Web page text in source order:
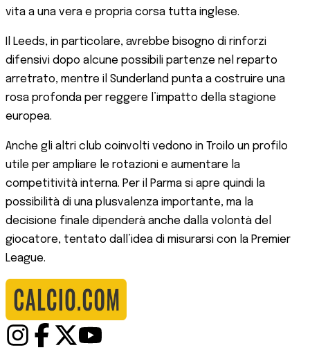
vita a una vera e propria corsa tutta inglese.
Il Leeds, in particolare, avrebbe bisogno di rinforzi
difensivi dopo alcune possibili partenze nel reparto
arretrato, mentre il Sunderland punta a costruire una
rosa profonda per reggere l’impatto della stagione
europea.
Anche gli altri club coinvolti vedono in Troilo un profilo
utile per ampliare le rotazioni e aumentare la
competitività interna. Per il Parma si apre quindi la
possibilità di una plusvalenza importante, ma la
decisione finale dipenderà anche dalla volontà del
giocatore, tentato dall’idea di misurarsi con la Premier
League.